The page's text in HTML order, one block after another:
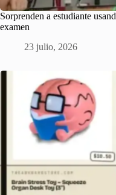
Sorprenden a estudiante
examen
23 julio, 2026